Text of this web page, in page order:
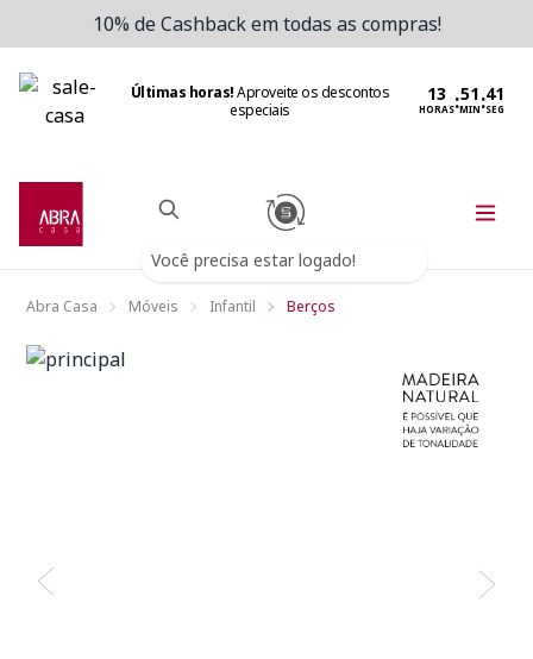
10% de Cashback em todas as compras!
Últimas horas!Aproveite os descontos
especiais
HORAS:MIN:SEG
Você precisa estar logado!
Abra Casa Móveis Infantil Berços